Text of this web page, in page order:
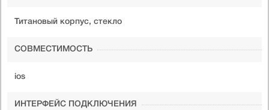
Титановый корпус, стекло
СОВМЕСТИМОСТЬ
ios
ИНТЕРФЕЙС ПОДКЛЮЧЕНИЯ